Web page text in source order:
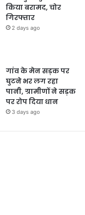
किया बरामद, चोर
गिरफ्तार
2 days ago
गांव के मेन सड़क पर
घुटने भर लग रहा
पानी, ग्रामीणों ने सड़क
पर रोप दिया धान
3 days ago